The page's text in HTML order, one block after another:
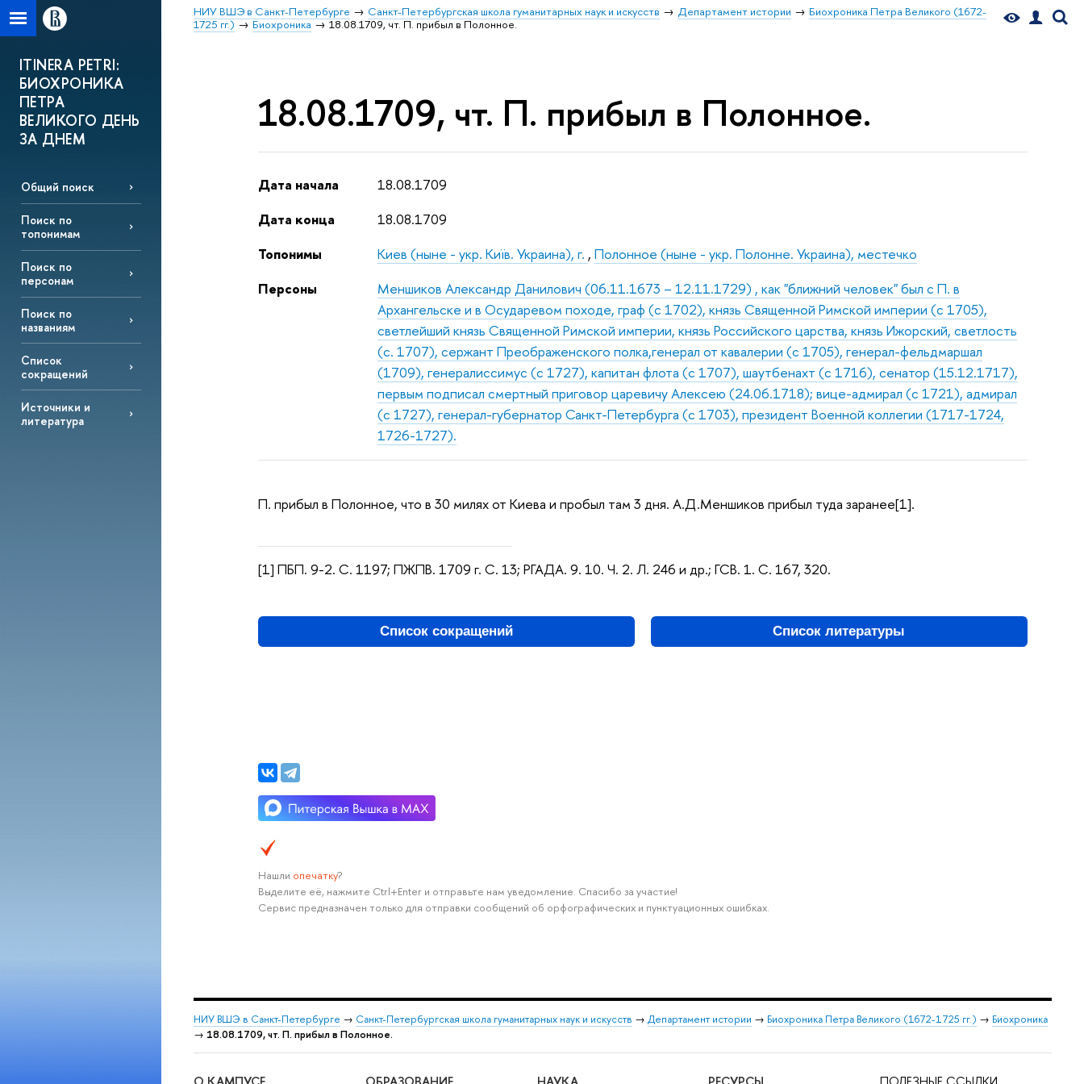
НИУ ВШЭ в Санкт-Петербурге Санкт-Петербургская школа гуманитарных наук и искусств Департамент истории
Биохроника Петра Великого (1672-
1725 гг.)
Биохроника 18.08.1709, чт. П. прибыл в Полонное.
ITINERA PETRI:
БИОХРОНИКА
ПЕТРА
ВЕЛИКОГО ДЕНЬ
ЗА ДНЕМ
Общий поиск
Поиск по
топонимам
Поиск по
персонам
Поиск по
названиям
Список
сокращений
Источники и
литература
18.08.1709, чт. П. прибыл в Полонное.
Дата начала
18.08.1709
Дата конца
18.08.1709
Топонимы
Киев (ныне - укр. Київ. Украина), г. ,Полонное (ныне - укр. Полонне. Украина), местечко
Персоны
Меншиков Александр Данилович (06.11.1673 – 12.11.1729) , как "ближний человек" был с П. в
Архангельске и в Осударевом походе, граф (с 1702), князь Священной Римской империи (с 1705),
светлейший князь Священной Римской империи, князь Российского царства, князь Ижорский, светлость
(с. 1707), сержант Преображенского полка,генерал от кавалерии (с 1705), генерал-фельдмаршал
(1709), генералиссимус (с 1727), капитан флота (с 1707), шаутбенахт (с 1716), сенатор (15.12.1717),
первым подписал смертный приговор царевичу Алексею (24.06.1718); вице-адмирал (с 1721), адмирал
(с 1727), генерал-губернатор Санкт-Петербурга (с 1703), президент Военной коллегии (1717-1724,
1726-1727).
П. прибыл в Полонное, что в 30 милях от Киева и пробыл там 3 дня. А.Д.Меншиков прибыл туда заранее[1].
[1] ПБП. 9-2. С. 1197; ПЖПВ. 1709 г. С. 13; РГАДА. 9. 10. Ч. 2. Л. 246 и др.; ГСВ. 1. С. 167, 320.
Список сокращений Список литературы
Нашли опечатку?
Выделите её, нажмите Ctrl+Enter и отправьте нам уведомление. Спасибо за участие!
Сервис предназначен только для отправки сообщений об орфографических и пунктуационных ошибках.
НИУ ВШЭ в Санкт-Петербурге → Санкт-Петербургская школа гуманитарных наук и искусств → Департамент истории → Биохроника Петра Великого (1672-1725 гг.) → Биохроника
→ 18.08.1709, чт. П. прибыл в Полонное.